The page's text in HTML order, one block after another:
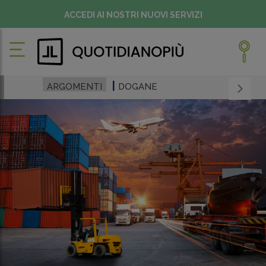
ACCEDI AI NOSTRI NUOVI SERVIZI
ARGOMENTI DOGANE